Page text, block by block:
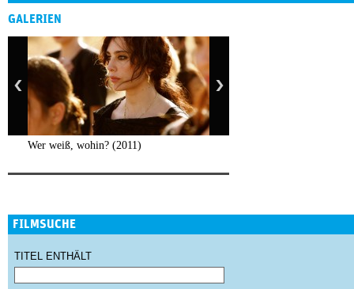
GALERIEN
Wer weiß, wohin? (2011)
FILMSUCHE
TITEL ENTHÄLT